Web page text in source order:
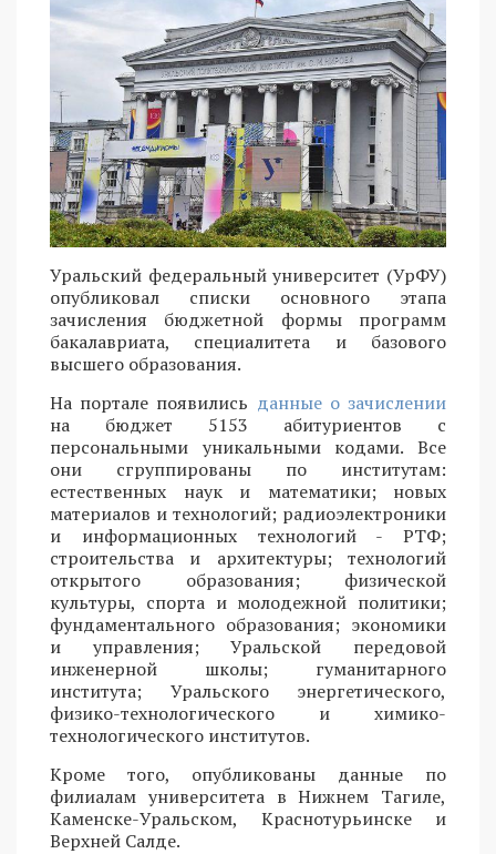
Уральский федеральный университет (УрФУ)
опубликовал списки основного этапа
зачисления бюджетной формы программ
бакалавриата, специалитета и базового
высшего образования.
На портале появились данные о зачислении
на бюджет 5153 абитуриентов с
персональными уникальными кодами. Все
они сгруппированы по институтам:
естественных наук и математики; новых
материалов и технологий; радиоэлектроники
и информационных технологий - РТФ;
строительства и архитектуры; технологий
открытого образования; физической
культуры, спорта и молодежной политики;
фундаментального образования; экономики
и управления; Уральской передовой
инженерной школы; гуманитарного
института; Уральского энергетического,
физико-технологического и химико-
технологического институтов.
Кроме того, опубликованы данные по
филиалам университета в Нижнем Тагиле,
Каменске-Уральском, Краснотурьинске и
Верхней Салде.